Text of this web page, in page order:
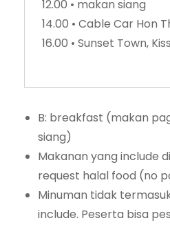
12.00 • makan siang
14.00 • Cable Car Hon
16.00 • Sunset Town,
B: breakfast (makan
siang)
Makanan yang include
request halal food (no
Minuman tidak
include. Peserta bisa